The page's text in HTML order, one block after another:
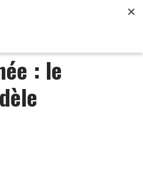
: le